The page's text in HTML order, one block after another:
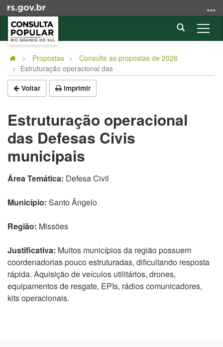
para
conteúdo
para
menu
para
busca
a
Abrir
a
Início
conteúdo
Propostas
Consulte as propostas de 2026
Estruturação operacional das
Voltar Imprimir
Estruturação operacional
das Defesas Civis
municipais
Área Temática: Defesa Civil
Município: Santo Ângelo
Região: Missões
Justificativa: Muitos municípios da região possuem
coordenadorias pouco estruturadas, dificultando resposta
rápida. Aquisição de veículos utilitários, drones,
equipamentos de resgate, EPIs, rádios comunicadores,
kits operacionais.